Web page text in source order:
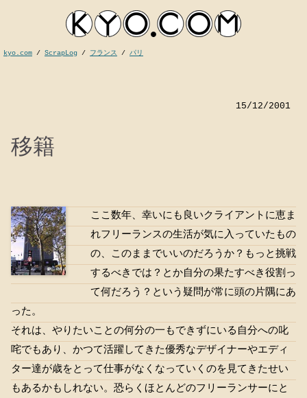
kyocom
kyo.com / ScrapLog / フランス / パリ
15/12/2001
移籍
ここ数年、幸いにも良いクライアントに恵ま
れフリーランスの生活が気に入っていたもの
の、このままでいいのだろうか？もっと挑戦
するべきでは？とか自分の果たすべき役割っ
て何だろう？という疑問が常に頭の片隅にあ
った。
それは、やりたいことの何分の一もできずにいる自分への叱
咤でもあり、かつて活躍してきた優秀なデザイナーやエディ
ター達が歳をとって仕事がなくなっていくのを見てきたせい
もあるかもしれない。恐らくほとんどのフリーランサーにと